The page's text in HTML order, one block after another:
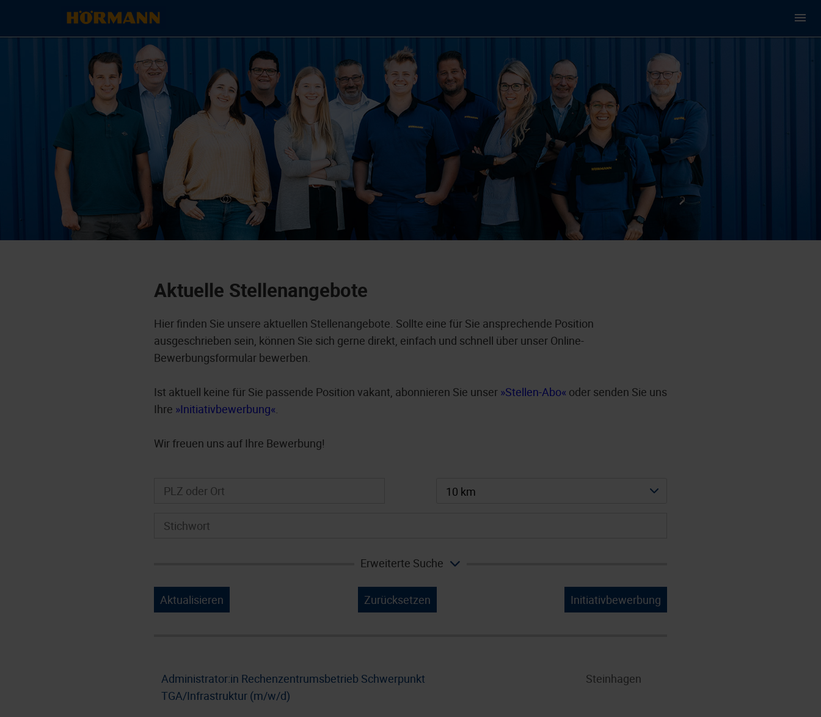
Aktuelle Stellenangebote
Hier finden Sie unsere aktuellen Stellenangebote. Sollte eine für Sie ansprechende Position
ausgeschrieben sein, können Sie sich gerne direkt, einfach und schnell über unser Online-
Bewerbungsformular bewerben.
Ist aktuell keine für Sie passende Position vakant, abonnieren Sie unser Stellen-Abo oder senden Sie uns
Ihre Initiativbewerbung .
Wir freuen uns auf Ihre Bewerbung!
10 km
Erweiterte Suche
Aktualisieren Zurücksetzen Initiativbewerbung
Administrator:in Rechenzentrumsbetrieb Schwerpunkt
TGA/Infrastruktur (m/w/d)
Steinhagen